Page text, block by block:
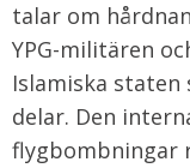
talar om
YPG-militären
Islamiska
delar. Den
flygbombningar